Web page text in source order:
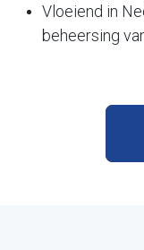
Vloeiend in
beheersing